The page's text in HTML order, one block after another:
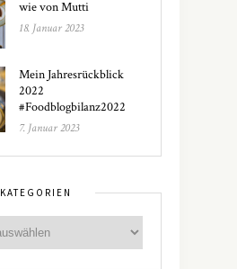
wie von Mutti
18. Januar 2023
Mein Jahresrückblick
2022
#Foodblogbilanz2022
7. Januar 2023
KATEGORIEN